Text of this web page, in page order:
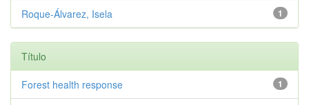
1
Roque-Álvarez, Isela
Título
1
Forest health response